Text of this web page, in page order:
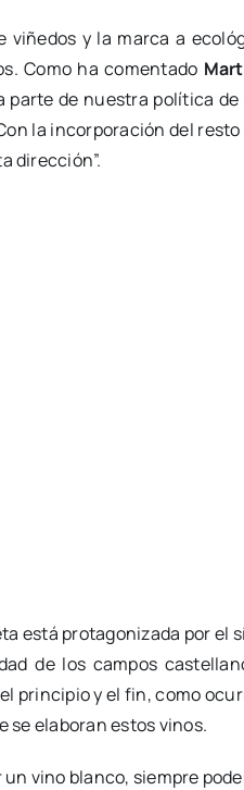
viñedos y la marca a
Como ha comentado
parte de nuestra política
la incorporación del
dirección”.
está protagonizada por el
de los campos
principio y el fin, como
se elaboran estos vinos.
vino blanco, siempre